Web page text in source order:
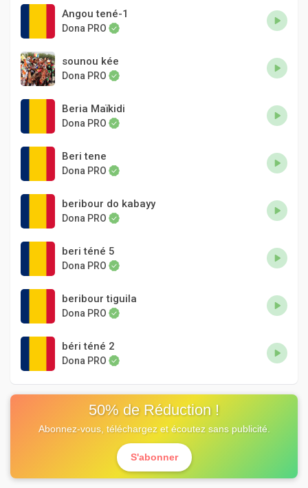
Angou tené-1
Dona PRO
sounou kée
Dona PRO
Beria Maïkidi
Dona PRO
Beri tene
Dona PRO
beribour do kabayy
Dona PRO
beri téné 5
Dona PRO
beribour tiguila
Dona PRO
béri téné 2
Dona PRO
50% de Réduction !
Abonnez-vous, téléchargez et écoutez sans publicité.
S'abonner